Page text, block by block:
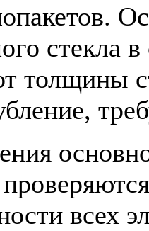
стекла
толщины
всех